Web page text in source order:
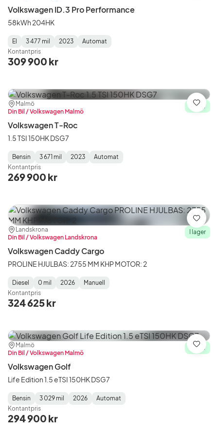
Volkswagen ID.3 Pro Performance
58kWh 204HK
Fuel
Type:
El
Mätarställning :
3 477 mil
Model
Year:
2023
Gearbox
Type:
Automat
Kontantpris
309 900 kr
Plats:
Malmö
Återförsäljare:
Din Bil / Volkswagen Malmö
I lager
Volkswagen T-Roc
1.5 TSI 150HK DSG7
Fuel
Type:
Bensin
Mätarställning:
3 671 mil
Model
Year:
2023
Gearbox
Type:
Automat
Kontantpris
269 900 kr
Spara
Plats:Landskrona
Återförsäljare:
Din Bil / Volkswagen Landskrona
I lager
Volkswagen Caddy Cargo
PROLINE HJULBAS: 2755 MM KHP MOTOR: 2
Fuel
Type:
Diesel
Mätarställning :
0 mil
Model
Year:
2026
Gearbox
Type:
Manuell
Kontantpris
324 625 kr
Spara
Plats:
Malmö
Återförsäljare:
Din Bil / Volkswagen Malmö
I lager
Volkswagen Golf
Life Edition 1.5 eTSI 150HK DSG7
Fuel
Type:
Bensin
Mätarställning:
3 029 mil
Model
Year:
2026
Gearbox
Type:
Automat
Kontantpris
294 900 kr
Spara